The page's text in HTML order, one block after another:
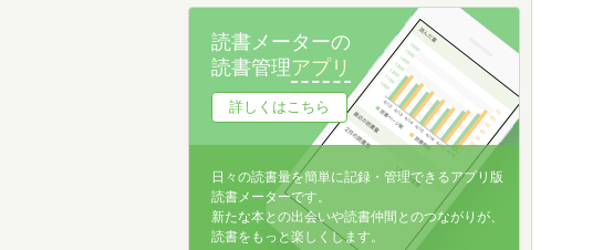
読書メーターの
読書管理アプリ
詳しくはこちら
日々の読書量を簡単に記録・管理できるアプリ版
読書メーターです。
新たな本との出会いや読書仲間とのつながりが、
読書をもっと楽しくします。